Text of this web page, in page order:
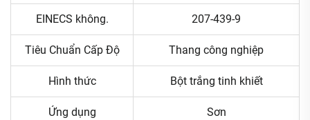
EINECS không. 207-439-9
Tiêu Chuẩn Cấp Độ Thang công nghiệp
Hình thức Bột trắng tinh khiết
Ứng dụng Sơn